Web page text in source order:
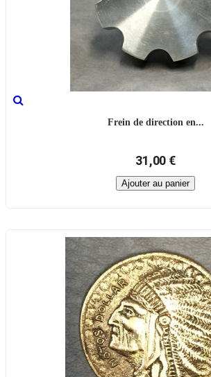
Frein de direction en...
31,00 €
Ajouter au panier